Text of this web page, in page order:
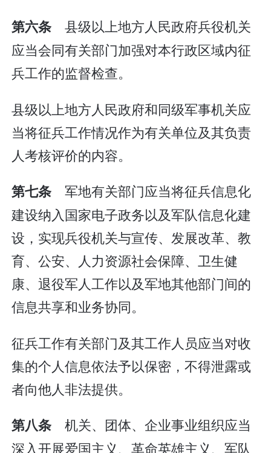
第六条 县级以上地方人民政府兵役机关
应当会同有关部门加强对本行政区域内征
兵工作的监督检查。
县级以上地方人民政府和同级军事机关应
当将征兵工作情况作为有关单位及其负责
人考核评价的内容。
第七条 军地有关部门应当将征兵信息化
建设纳入国家电子政务以及军队信息化建
设，实现兵役机关与宣传、发展改革、教
育、公安、人力资源社会保障、卫生健
康、退役军人工作以及军地其他部门间的
信息共享和业务协同。
征兵工作有关部门及其工作人员应当对收
集的个人信息依法予以保密，不得泄露或
者向他人非法提供。
第八条 机关、团体、企业事业组织应当
深入开展爱国主义、革命英雄主义、军队